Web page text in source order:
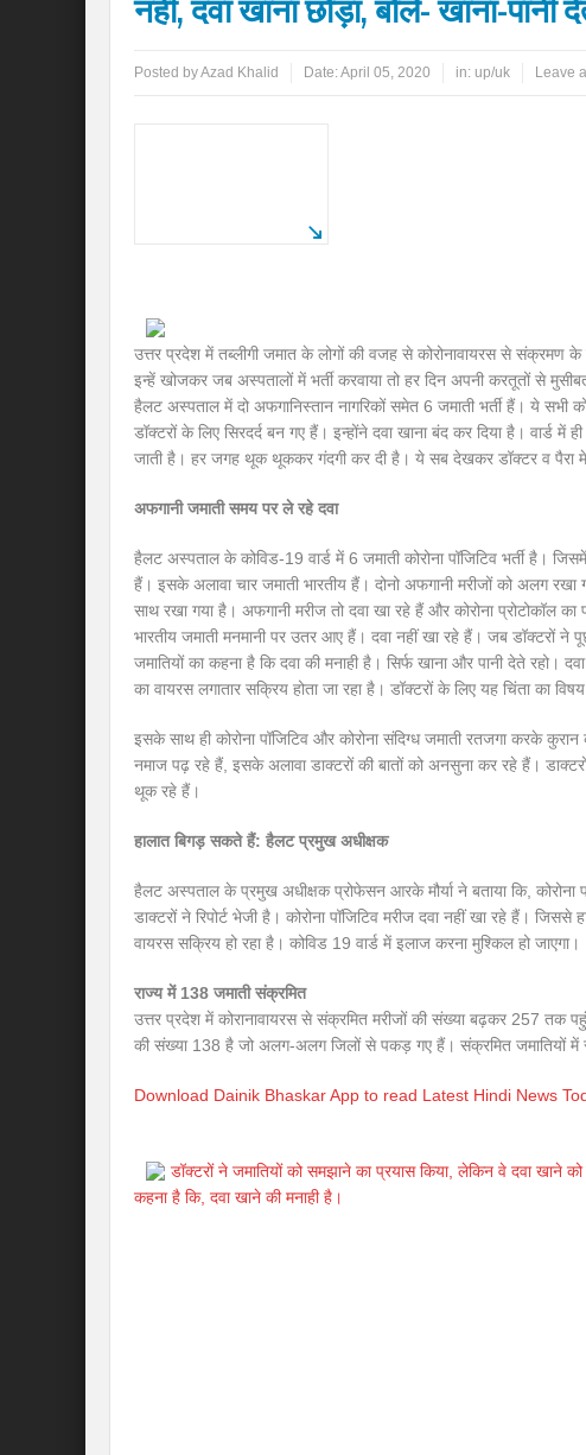
नहीं, दवा खाना छोड़ा, बोले- खाना-पानी
Posted byAzad Khalid Date:April 05, 2020 in: up/uk Leave
उत्तर प्रदेश में तब्लीगी जमात के लोगों की वजह से कोरोनावायरस से संक्रमण
इन्हें खोजकर जब अस्पतालों में भर्ती करवाया तो हर दिन अपनी करतूतों से
हैलट अस्पताल में दो अफगानिस्तान नागरिकों समेत 6 जमाती भर्ती हैं। ये सभी
डॉक्टरों के लिए सिरदर्द बन गए हैं। इन्होंने दवा खाना बंद कर दिया है। वार्ड में
जाती है। हर जगह थूक थूककर गंदगी कर दी है। ये सब देखकर डॉक्टर व पैरा
अफगानी जमाती समय पर ले रहे दवा
हैलट अस्पताल के कोविड-19 वार्ड में 6 जमाती कोरोना पॉजिटिव भर्ती है।
हैं। इसके अलावा चार जमाती भारतीय हैं। दोनो अफगानी मरीजों को अलग रखा
साथ रखा गया है। अफगानी मरीज तो दवा खा रहे हैं और कोरोना प्रोटोकॉल
भारतीय जमाती मनमानी पर उतर आए हैं। दवा नहीं खा रहे हैं। जब डॉक्टरों ने
जमातियों का कहना है कि दवा की मनाही है। सिर्फ खाना और पानी देते रहो।
का वायरस लगातार सक्रिय होता जा रहा है। डॉक्टरों के लिए यह चिंता का
इसके साथ ही कोरोना पॉजिटिव और कोरोना संदिग्ध जमाती रतजगा करके कुरान
नमाज पढ़ रहे हैं, इसके अलावा डाक्टरों की बातों को अनसुना कर रहे हैं।
थूक रहे हैं।
हालात बिगड़ सकते हैं: हैलट प्रमुख अधीक्षक
हैलट अस्पताल के प्रमुख अधीक्षक प्रोफेसन आरके मौर्या ने बताया कि, कोरोना
डाक्टरों ने रिपोर्ट भेजी है। कोरोना पॉजिटिव मरीज दवा नहीं खा रहे हैं।
वायरस सक्रिय हो रहा है। कोविड 19 वार्ड में इलाज करना मुश्किल हो जाएगा।
राज्य में 138 जमाती संक्रमित
उत्तर प्रदेश में कोरानावायरस से संक्रमित मरीजों की संख्या बढ़कर 257 तक
की संख्या 138 है जो अलग-अलग जिलों से पकड़ गए हैं। संक्रमित जमातियों में
Download Dainik Bhaskar App to read Latest Hindi News
डॉक्टरों ने जमातियों को समझाने का प्रयास किया, लेकिन वे दवा खाने को
कहना है कि, दवा खाने की मनाही है।